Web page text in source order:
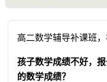
高二数学辅导补课班
孩子数学成绩不好，
的数学成绩？